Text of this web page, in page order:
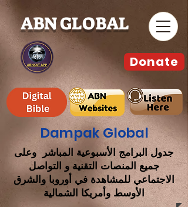
ABN GLOBAL
Dampak Global
جدول البرامج الأسبوعية المباشر وعلى
جميع المنصات التقنية و التواصل
الاجتماعي للمشاهدة في أوروبا والشرق
الأوسط وأمريكا الشمالية
Donate